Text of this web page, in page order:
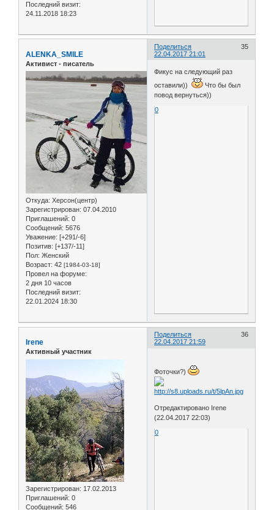
Последний визит:
24.11.2018 18:23
Поделиться
35
22.04.2017 21:01
ALENKA_SMILE
Активист - писатель
Откуда: Херсон(центр)
Зарегистрирован: 07.04.2010
Приглашений: 0
Сообщений: 5676
Уважение: [+291/-6]
Позитив: [+137/-11]
Пол: Женский
Возраст: 42 [1984-03-18]
Провел на форуме:
2 дня 10 часов
Последний визит:
22.01.2024 18:30
Фикус на следующий раз
оставили))
Что бы был
повод вернуться))
0
Поделиться
36
22.04.2017 21:59
Irene
Активный участник
Зарегистрирован: 17.02.2013
Приглашений: 0
Сообщений: 546
Фоточки?)
Отредактировано Irene
(22.04.2017 22:03)
0